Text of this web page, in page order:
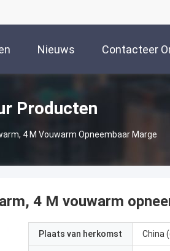
Nieuws Contacteer
Producten
4 M Vouwarm Opneembaar Marge
4 M vouwarm
Plaats van herkomst China